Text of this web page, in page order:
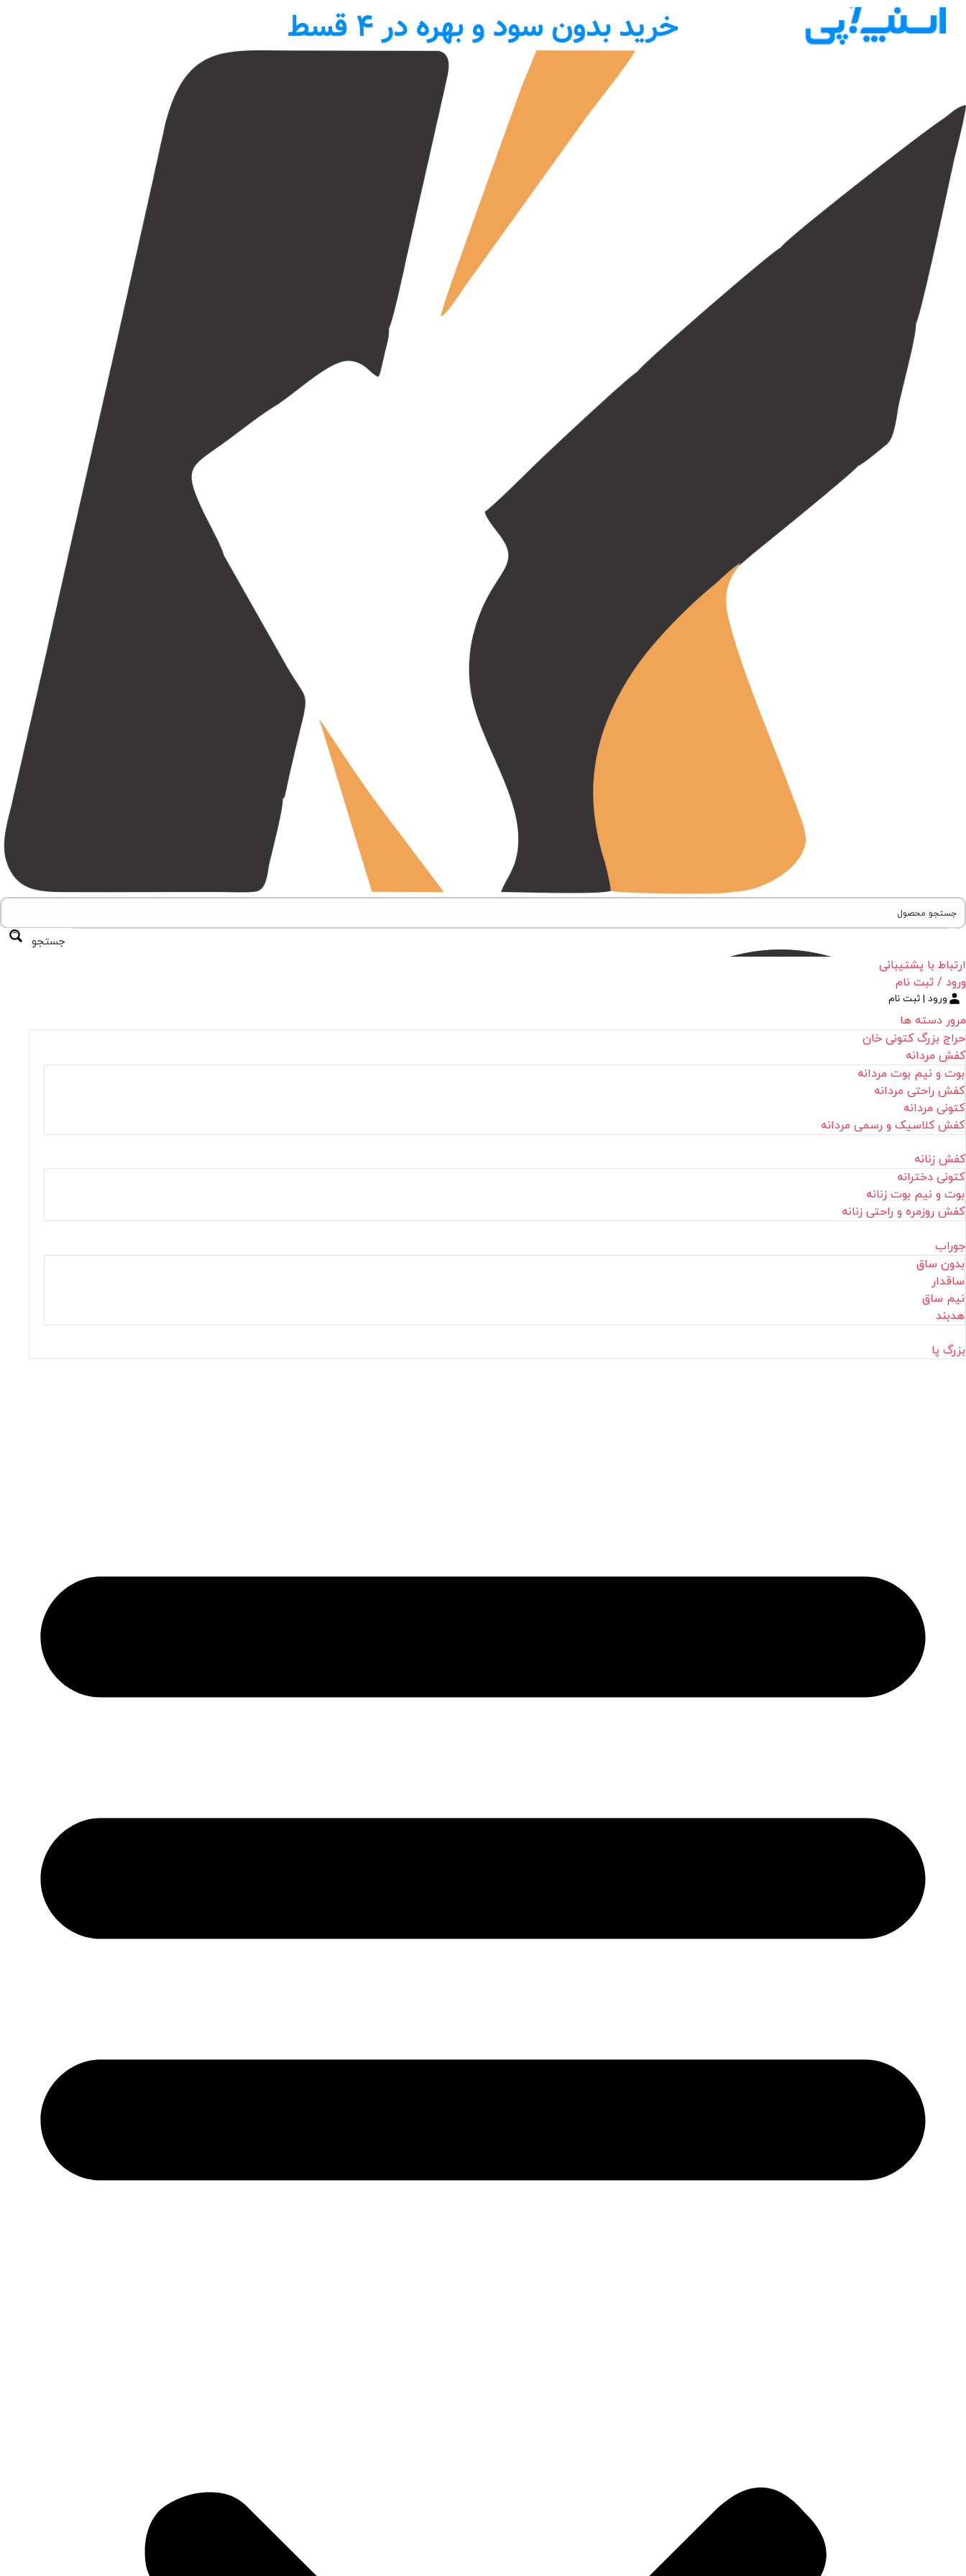
جستجو
ارتباط با پشتیبانی
ورود / ثبت نام
ورود | ثبت نام
مرور دسته ها
حراج بزرگ کتونی خان
کفش مردانه
بوت و نیم بوت مردانه
کفش راحتی مردانه
کتونی مردانه
کفش کلاسیک و رسمی مردانه
کفش زنانه
کتونی دخترانه
بوت و نیم بوت زنانه
کفش روزمره و راحتی زنانه
جوراب
بدون ساق
ساقدار
نیم ساق
هدبند
بزرگ پا